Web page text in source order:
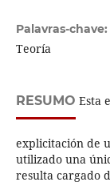
Palavras-chave:
Teoría
RESUMO Esta
explicitación de
utilizado una
resulta cargado